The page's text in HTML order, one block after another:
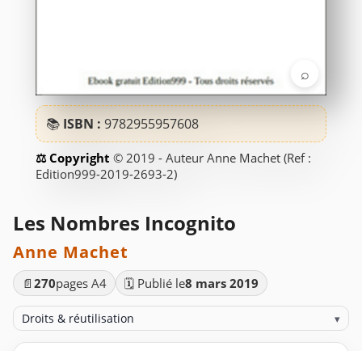
⌕
📚 ISBN : 9782955957608
© 2019 - Auteur Anne Machet (Ref :
Edition999-2019-2693-2)
Les Nombres Incognito
Anne Machet
📄 270pages A4 🗓️ Publié le8 mars 2019
Droits & réutilisation ▾